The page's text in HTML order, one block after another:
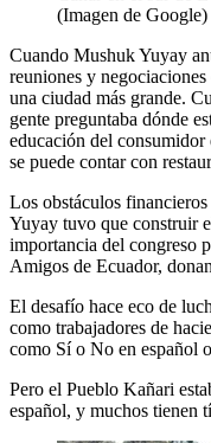
(Imagen de Google)
Cuando Mushuk Yuyay
reuniones y
una ciudad más grande.
gente preguntaba dónde
educación del
se puede contar con
Los obstáculos
Yuyay tuvo que construir
importancia del congreso
Amigos de Ecuador,
El desafío hace eco de
como trabajadores de
como Sí o No en español
Pero el Pueblo Kañari
español, y muchos tienen